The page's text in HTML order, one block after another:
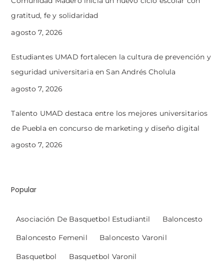
gratitud, fe y solidaridad
agosto 7, 2026
Estudiantes UMAD fortalecen la cultura de prevención y
seguridad universitaria en San Andrés Cholula
agosto 7, 2026
Talento UMAD destaca entre los mejores universitarios
de Puebla en concurso de marketing y diseño digital
agosto 7, 2026
Popular
Asociación De Basquetbol Estudiantil Baloncesto
Baloncesto Femenil Baloncesto Varonil
Basquetbol Basquetbol Varonil